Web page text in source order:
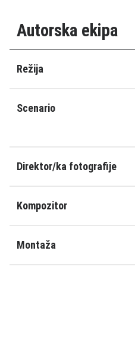
Autorska ekipa
Režija
Scenario
Direktor/ka fotografije
Kompozitor
Montaža